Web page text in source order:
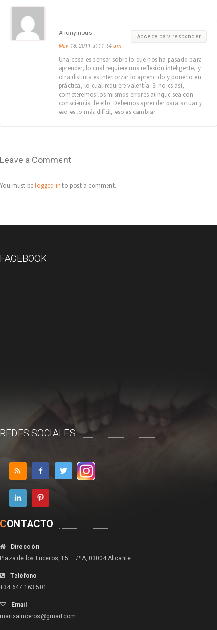
Accede para responder
Anonymous
May18, 2011 at 11:54am
Una cosa es pensar sobre lo que nos ha pasado para
aprender, lo cual requiere una reflexión inteligente, y
otra distinta es interiorzar lo aprendido y ponerlo en
práctica, lo cual requiere valentía. Si no es así,
cometeremos los mismos errores aunque sea con
consciencia de ello. Debemos aprender para actuar y
eso es lo más difícil, eso es cambiar.
Leave a Comment
You must belogged in to post a comment.
FACEBOOK
REDES SOCIALES
CONTACTO
Dirección
Plaza de los Luceros, 15 – 7ºA, 03004 Alicante
Teléfono
+34 647 163 501
Email
marisaluceros@gmail.com